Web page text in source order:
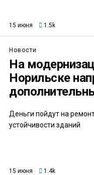
15 июня 1.5k
Новости
На
Норильске
Деньги пойдут на
устойчивости зданий
15 июня 1.4k